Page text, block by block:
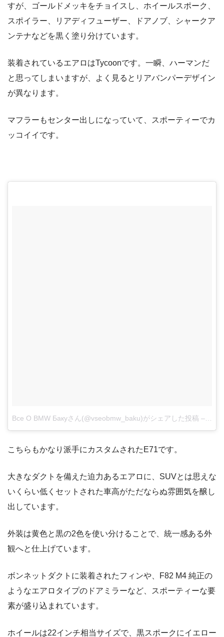
すが、ゴールドメッキをチョイスし、ホイールスポーク、
スポイラー、リアディフューザー、ドアノブ、シャークア
ンテナなどを黒く塗り分けています。
装着されているエアロはTycoonです。一瞬、ハーマンだ
と思ってしまいますが、よく見るとリアバンパーデザイン
が異なります。
マフラーもセンター出しになっていて、スポーティーでカ
ッコイイです。
Все О BMW Бакуさん(@vseobmw_baku)がシェアした投稿 –
こちらもかなり派手にカスタムされたE71です。
大きなダクトを備えた迫力あるエアロに、SUVとは思えな
いくらい低くセットされた車高がただならぬ雰囲気を醸し
出しています。
外装は黄色と黒の2色を使い分けることで、統一感ある外
観へと仕上げています。
ボンネットダクトに装着されたフィンや、F82 M4 純正の
ようなエアロタイプのドアミラーなど、スポーティーな要
素が盛り込まれています。
ホイールは22インチ相当サイズで、黒スポークにイエロー